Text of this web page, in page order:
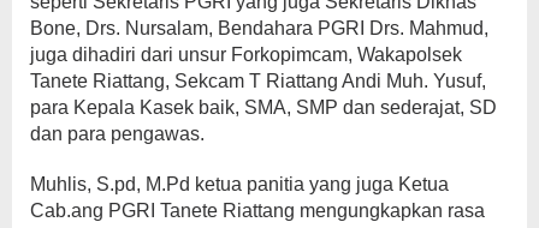
Bone, Drs. Nursalam, Bendahara PGRI Drs. Mahmud,
juga dihadiri dari unsur Forkopimcam, Wakapolsek
Tanete Riattang, Sekcam T Riattang Andi Muh. Yusuf,
para Kepala Kasek baik, SMA, SMP dan sederajat, SD
dan para pengawas.
Muhlis, S.pd, M.Pd ketua panitia yang juga Ketua
Cab.ang PGRI Tanete Riattang mengungkapkan rasa